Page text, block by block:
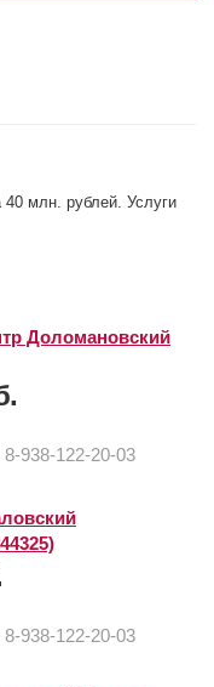
40 млн. рублей. Услуги
Доломановский
938-122-20-03
938-122-20-03